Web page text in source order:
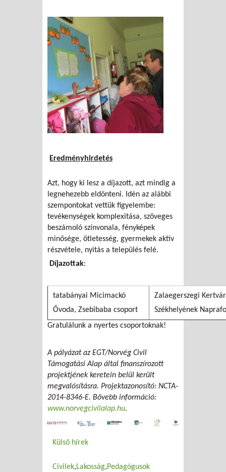
Eredményhirdetés
Azt, hogy ki lesz a díjazott, azt mindig a
legnehezebb eldönteni. Idén az alábbi
szempontokat vettük figyelembe:
tevékenységek komplexitása, szöveges
beszámoló színvonala, fényképek
minősége, ötletesség, gyermekek aktív
részvétele, nyitás a település felé.
Díjazottak:
tatabányai Micimackó
Óvoda, Zsebibaba csoport
Zalaegerszegi
Székhelyének
Gratulálunk a nyertes csoportoknak!
A pályázat az EGT/Norvég Civil
Támogatási Alap által finanszírozott
projektjének keretein belül került
megvalósításra. Projektazonosító: NCTA-
2014-8346-E. Bővebb információ:
www.norvegcivilalap.hu.
Külső hírek
Civilek Lakosság Pedagógusok